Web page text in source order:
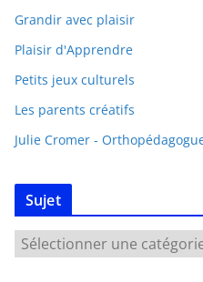
Grandir avec plaisir
Plaisir d'Apprendre
Petits jeux culturels
Les parents créatifs
Julie Cromer -
Sujet